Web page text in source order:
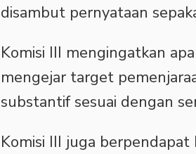
disambut pernyataan
Komisi III mengingatkan
mengejar target
substantif sesuai dengan
Komisi III juga